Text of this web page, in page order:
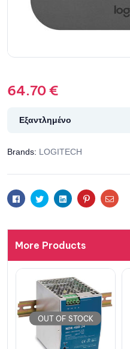
64.70€
Εξαντλημένο
Brands: LOGITECH
FacebookTwitterLinkedinPinterestEmail
More Products
OUT OF STOCK